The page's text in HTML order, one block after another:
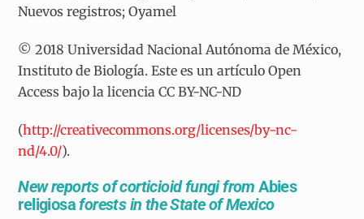
Nuevos registros; Oyamel
© 2018 Universidad Nacional Autónoma de México,
Instituto de Biología. Este es un artículo Open
Access bajo la licencia CC BY-NC-ND
(http://creativecommons.org/licenses/by-nc-
nd/4.0/).
New reports of corticioid fungi fromAbies
religiosaforests in the State of Mexico